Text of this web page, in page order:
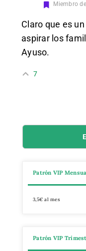
Miembro
Claro que es
aspirar los
Ayuso.
7
Patrón VIP
3,5€ al mes
Patrón VIP